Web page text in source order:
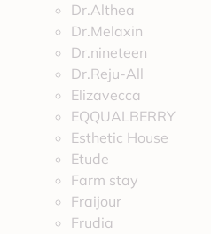
Dr.Althea
Dr.Melaxin
Dr.nineteen
Dr.Reju-All
Elizavecca
EQQUALBERRY
Esthetic House
Etude
Farm stay
Fraijour
Frudia